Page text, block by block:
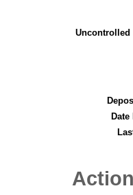
Uncontrolled